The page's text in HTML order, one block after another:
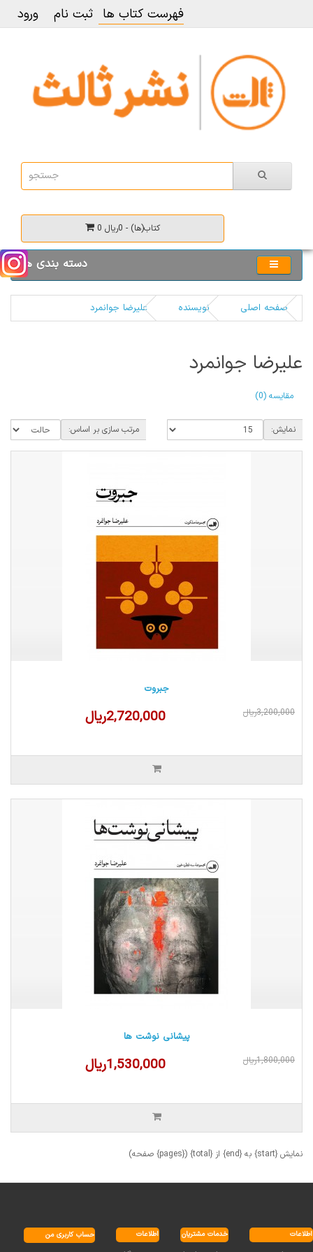
فهرست کتاب ها ثبت نام ورود
0 کتاب(ها) - 0ریال
دسته بندی ها
صفحه اصلی نویسنده علیرضا جوانمرد
علیرضا جوانمرد
مقایسه (0)
مرتب سازی بر اساس: نمایش:
جبروت
2,720,000ریال 3,200,000ریال
پیشانی نوشت ها
1,530,000ریال 1,800,000ریال
نمایش {start} به {end} از {total} ({pages} صفحه)
اطلاعات خدمات مشتریان اطلاعات حساب کاربری من